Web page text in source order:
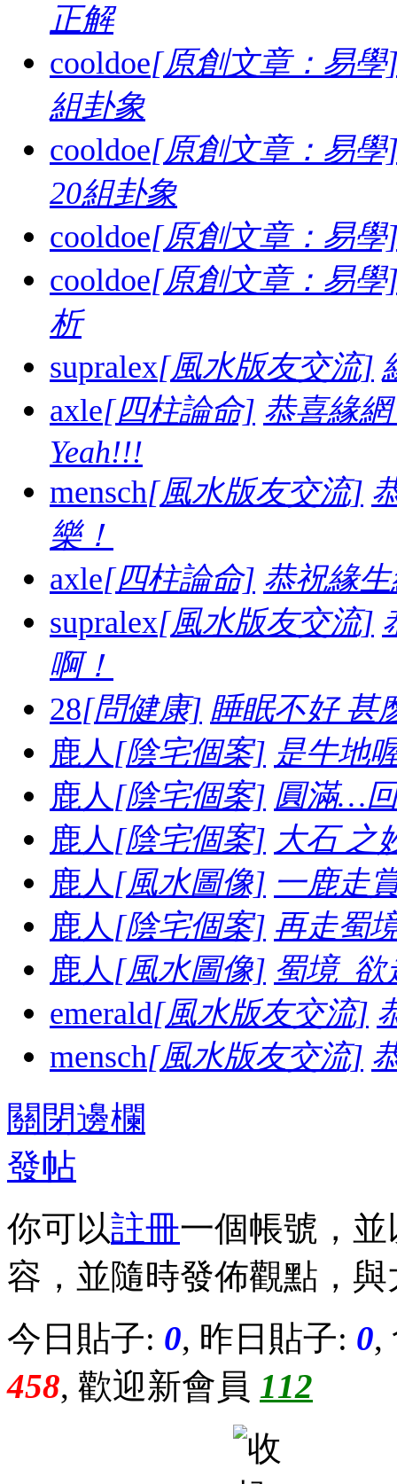
正解
cooldoe[原創文章：易學
組卦象
cooldoe[原創文章：易學
20組卦象
cooldoe[原創文章：易學
cooldoe[原創文章：易學
析
supralex[風水版友交流]
axle[四柱論命] 恭喜緣
Yeah!!!
mensch[風水版友交流]
樂！
axle[四柱論命] 恭祝緣
supralex[風水版友交流]
啊！
28[問健康] 睡眠不好 甚
鹿人[陰宅個案] 是牛地
鹿人[陰宅個案] 圓滿…
鹿人[陰宅個案] 大石 之
鹿人[風水圖像] 一鹿走
鹿人[陰宅個案] 再走蜀
鹿人[風水圖像] 蜀境_欲
emerald[風水版友交流]
mensch[風水版友交流]
關閉邊欄
發帖
你可以註冊一個帳號，並
容，並隨時發佈觀點，
今日貼子: 0, 昨日貼子: 0,
458, 歡迎新會員 112